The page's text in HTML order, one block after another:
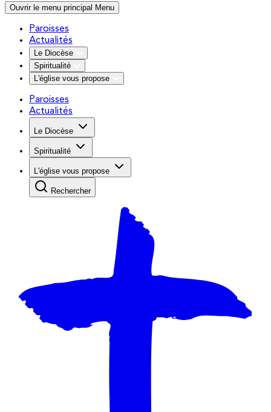
Ouvrir le menu principal Menu
Paroisses
Actualités
Le Diocèse
Spiritualité
L'église vous propose
Paroisses
Actualités
Le Diocèse
Spiritualité
L'église vous propose
Rechercher